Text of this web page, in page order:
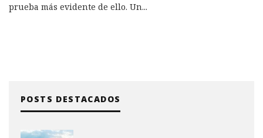
prueba más evidente de ello. Un...
POSTS DESTACADOS